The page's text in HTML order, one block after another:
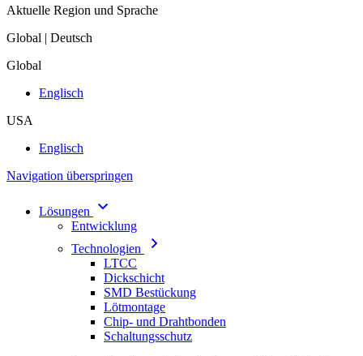
Aktuelle Region und Sprache
Global | Deutsch
Global
Englisch
USA
Englisch
Navigation überspringen
Lösungen
Entwicklung
Technologien
LTCC
Dickschicht
SMD Bestückung
Lötmontage
Chip- und Drahtbonden
Schaltungsschutz